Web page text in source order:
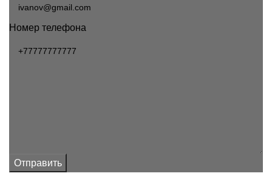
Номер телефона
Отправить